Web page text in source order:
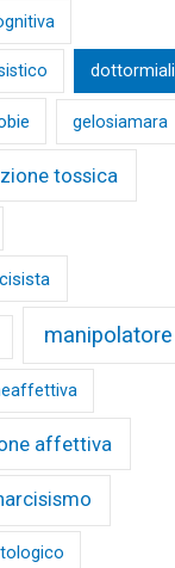
dottormiali
gelosiamara
tossica
manipolatore
affettiva